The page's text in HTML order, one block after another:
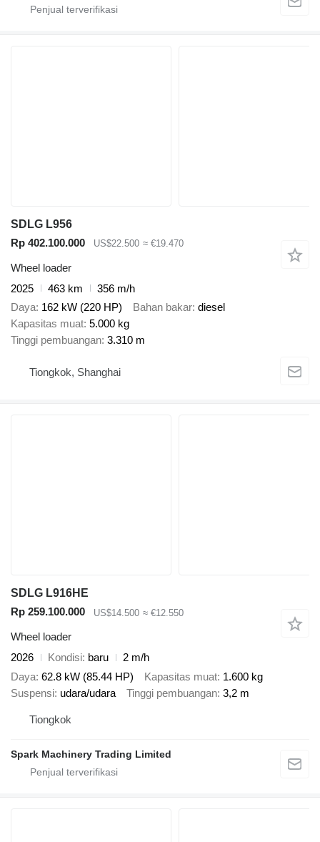
SDLG L956
Rp 402.100.000
US$22.500 ≈ €19.470
Wheel loader
2025
463 km
356 m/h
Daya 162 kW (220 HP) Bahan bakar diesel
Kapasitas muat 5.000 kg
Tinggi pembuangan 3.310 m
Tiongkok, Shanghai
SDLG L916HE
Rp 259.100.000
US$14.500 ≈ €12.550
Wheel loader
2026
Kondisi baru
2 m/h
Daya 62.8 kW (85.44 HP) Kapasitas muat 1.600 kg
Suspensi udara/udara Tinggi pembuangan 3,2 m
Tiongkok
Spark Machinery Trading Limited